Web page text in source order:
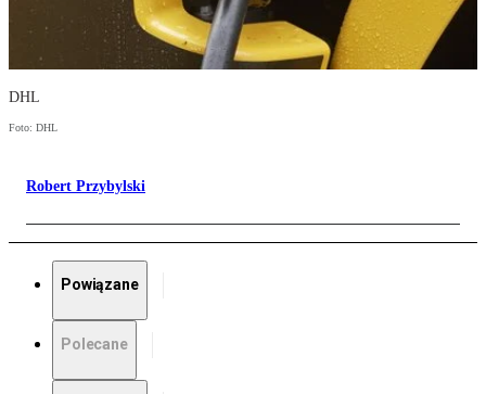
DHL
Foto: DHL
Robert Przybylski
Powiązane
Polecane